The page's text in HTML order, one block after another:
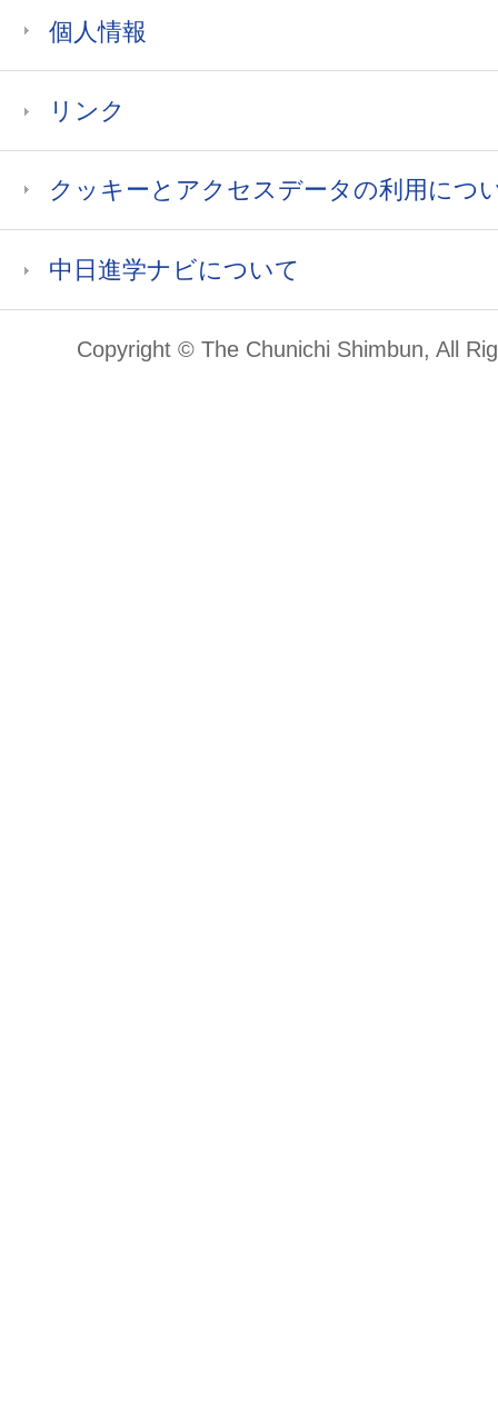
個人情報
リンク
クッキーとアクセスデータの利用につ
中日進学ナビについて
Copyright © The Chunichi Shimbun, All